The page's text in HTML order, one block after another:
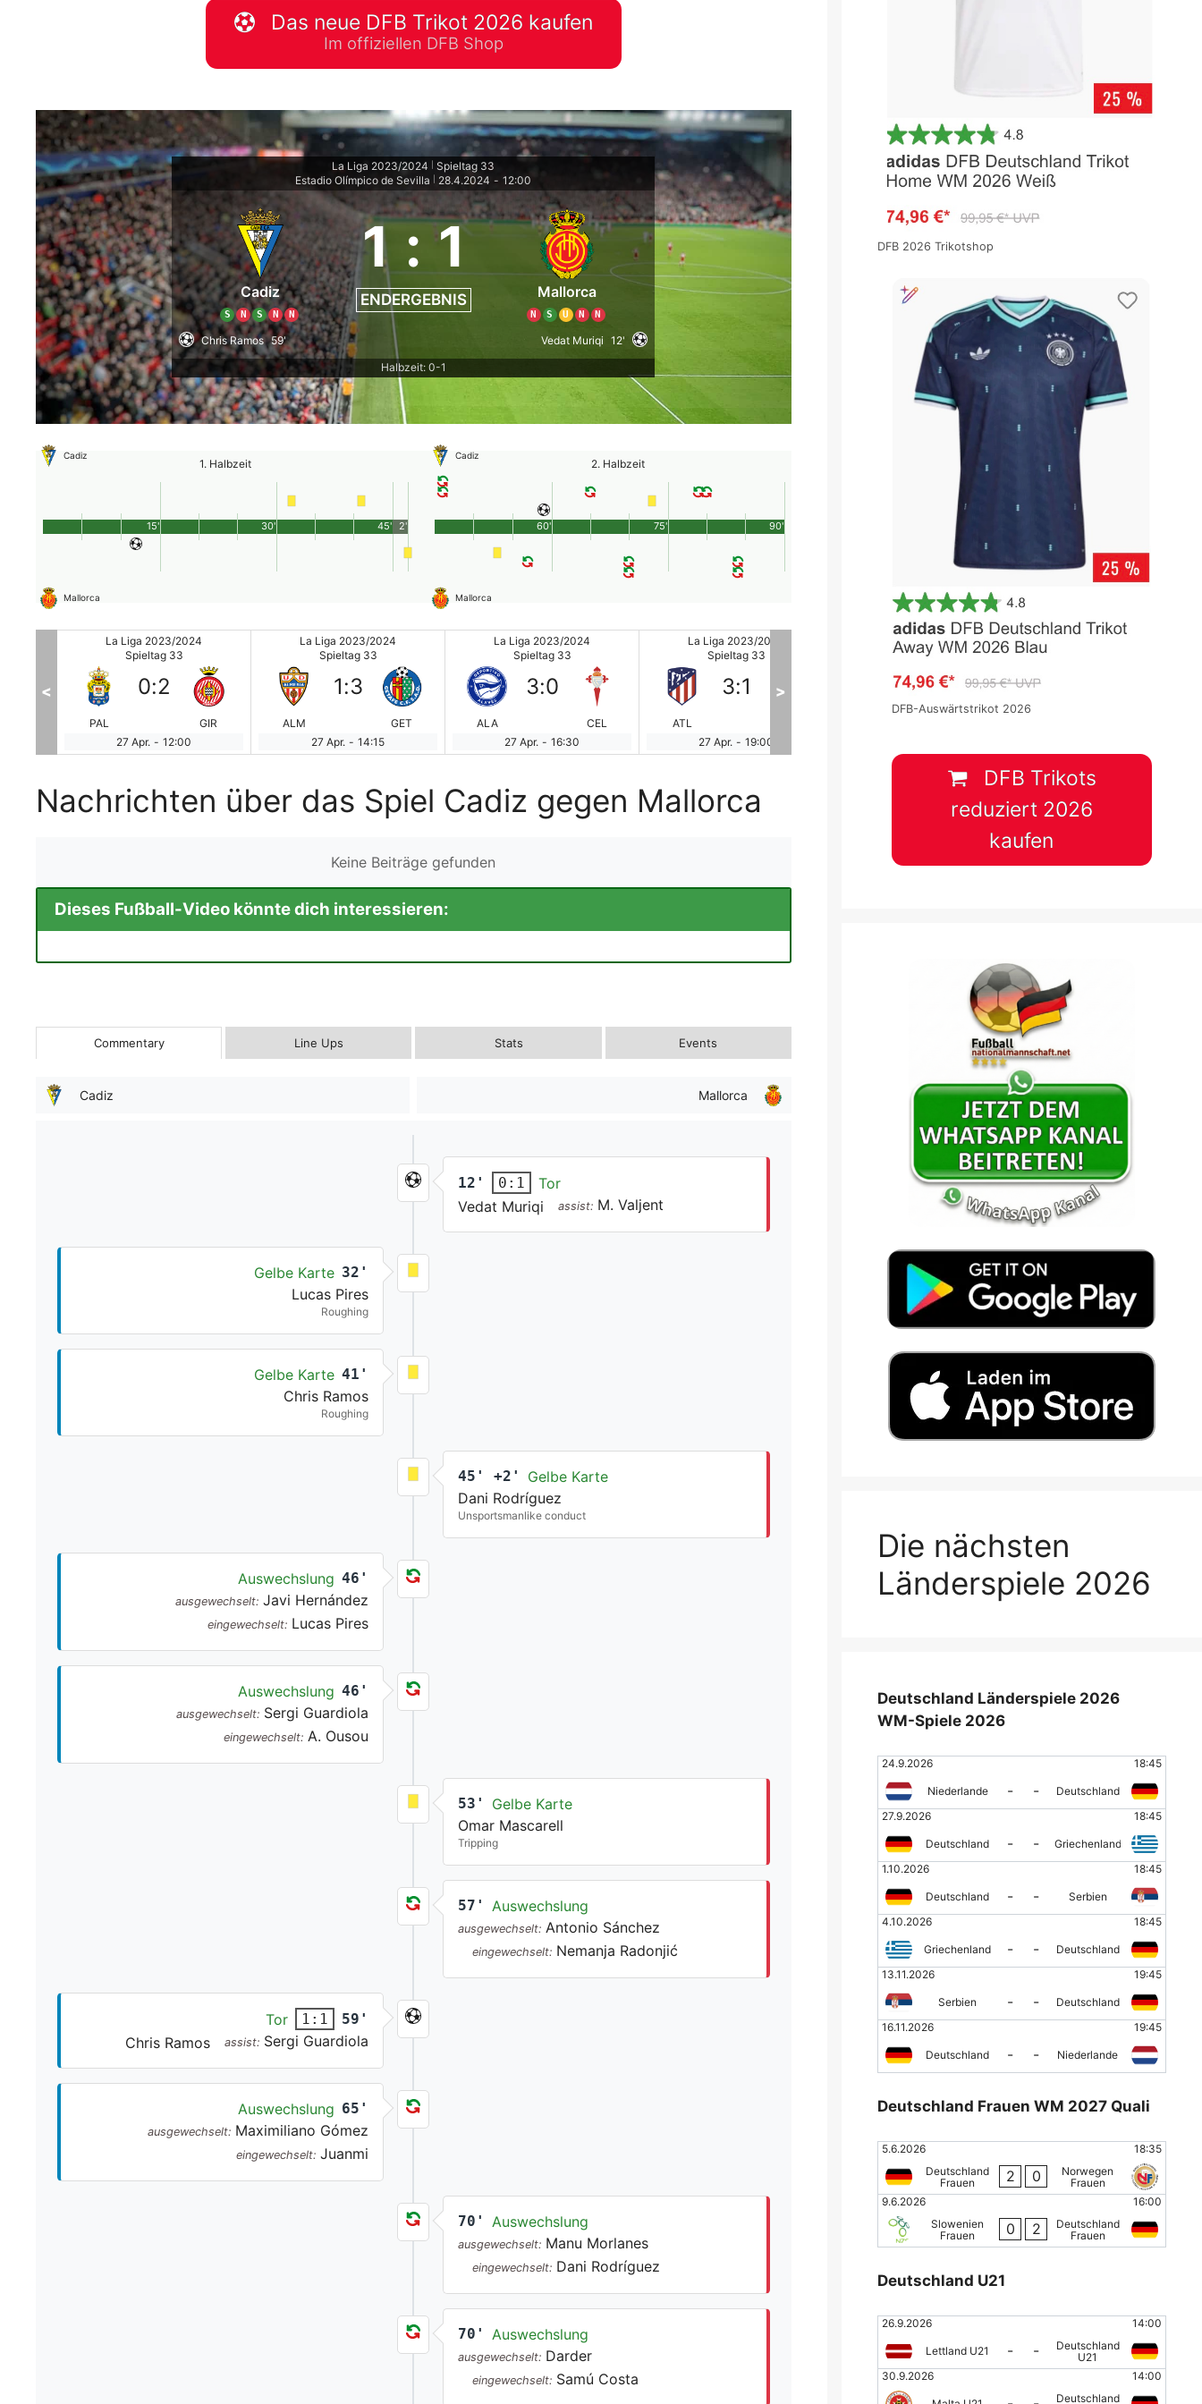
WM 2026 Spielplan Excel – kostenlos
downloaden & automatisch ausfüllen
Das neue DFB Trikot 2026 kaufen
Im offiziellen DFB Shop
La Liga 2023/2024
Spieltag 33
Estadio Olímpico de Sevilla
28.4.2024 - 12:00
Cadiz
S N S N N
1 : 1
ENDERGEBNIS Mallorca
N S U N N
Chris Ramos 59' Vedat Muriqi
12'
Halbzeit: 0-1
Cadiz
1. Halbzeit
Mallorca
45'
15' 30' 2'
Cadiz
2. Halbzeit
Mallorca
90'
60' 75'
La Liga 2023/2024
Spieltag 33
PAL
0:2
GIR
27 Apr. - 12:00
La Liga 2023/2024
Spieltag 33
ALM
1:3
GET
27 Apr. - 14:15
La Liga 2023/2024
Spieltag 33
ALA
3:0
CEL
27 Apr. - 16:30
La Liga 2023/2024
Spieltag 33
ATL
3:1
27 Apr. - 19:00
La Liga 2023/2024
Spieltag 33
1:1
< >
Nachrichten über das Spiel Cadiz gegen Mallorca
Keine Beiträge gefunden
Dieses Fußball-Video könnte dich interessieren:
Commentary Line Ups Stats Events
Cadiz Mallorca
12' 0:1
Tor
Vedat Muriqi
assist: M. Valjent
Gelbe Karte 32'
Lucas Pires
Roughing
Gelbe Karte 41'
Chris Ramos
Roughing
45' +2'
Gelbe Karte
Dani Rodríguez
Unsportsmanlike conduct
Auswechslung 46'
ausgewechselt: Javi Hernández
eingewechselt: Lucas Pires
Auswechslung 46'
ausgewechselt: Sergi Guardiola
eingewechselt: A. Ousou
53'
Gelbe Karte
Omar Mascarell
Tripping
57' Auswechslung
ausgewechselt: Antonio Sánchez
eingewechselt: Nemanja Radonjić
Tor 1:1 59'
Chris Ramos assist: Sergi Guardiola
Auswechslung 65'
ausgewechselt: Maximiliano Gómez
eingewechselt: Juanmi
70' Auswechslung
ausgewechselt: Manu Morlanes
eingewechselt: Dani Rodríguez
70' Auswechslung
ausgewechselt: Darder
eingewechselt: Samú Costa
DFB 2026 Trikotshop
DFB-Auswärtstrikot 2026
DFB Trikots
reduziert 2026
kaufen
Die nächsten
Länderspiele 2026
Deutschland Länderspiele 2026
WM-Spiele 2026
24.9.2026 18:45
Niederlande - -
Deutschland
27.9.2026
18:45
Deutschland - -
Griechenland
1.10.2026
18:45
Deutschland - -
Serbien
4.10.2026
18:45
Griechenland - -
Deutschland
13.11.2026
19:45
Serbien - -
Deutschland
16.11.2026
19:45
Deutschland - - Niederlande
Deutschland Frauen WM 2027 Quali
5.6.2026
18:35
Deutschland
Frauen
2 0
Norwegen
Frauen
9.6.2026
16:00
Slowenien
Frauen
0 2
Deutschland
Frauen
Deutschland U21
26.9.2026 14:00
Lettland U21 - -
Deutschland
U21
30.9.2026
14:00
Deutschland